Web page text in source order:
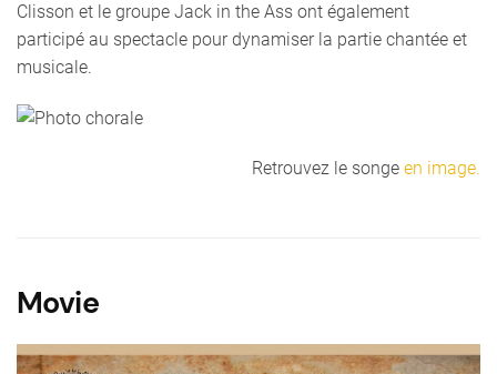
Clisson et le groupe Jack in the Ass ont également
participé au spectacle pour dynamiser la partie chantée et
musicale.
Retrouvez le songe en image.
Movie